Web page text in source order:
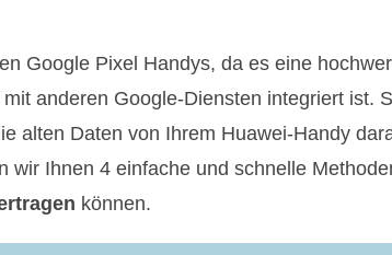
Google Pixel Handys, da es eine
anderen Google-Diensten integriert ist.
alten Daten von Ihrem Huawei-Handy
wir Ihnen 4 einfache und schnelle
können.